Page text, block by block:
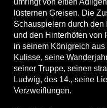
umringt von eitlen
lüsternen Greisen. Die
Schauspielern durch den
und den Hinterhöfen von
in seinem Königreich
Kulisse, seine
seiner Truppe, seinen
Ludwig, des 14., seine
Verzweiflungen.